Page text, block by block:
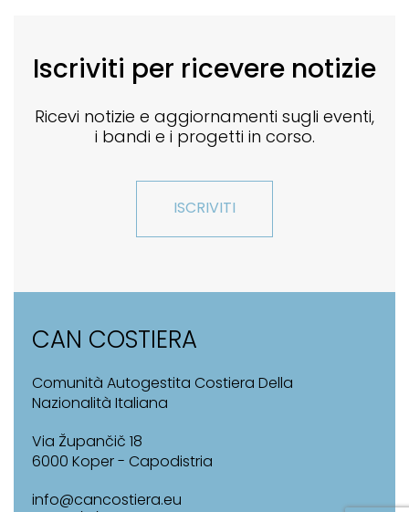
Iscriviti per ricevere notizie
Ricevi notizie e aggiornamenti sugli eventi,
i bandi e i progetti in corso.
ISCRIVITI
CAN COSTIERA
Comunità Autogestita Costiera Della
Nazionalità Italiana
Via Župančič 18
6000 Koper - Capodistria
info@cancostiera.eu